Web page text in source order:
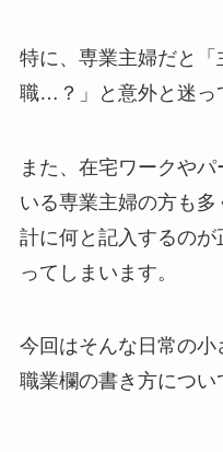
特に、専業主婦だと
職…？」と意外と迷っ
また、在宅ワークや
いる専業主婦の方も
計に何と記入するの
ってしまいます。
今回はそんな日常の
職業欄の書き方につい